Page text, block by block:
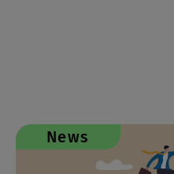
News